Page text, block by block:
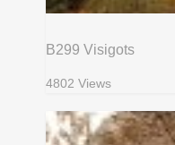
B299 Visigots
4802 Views